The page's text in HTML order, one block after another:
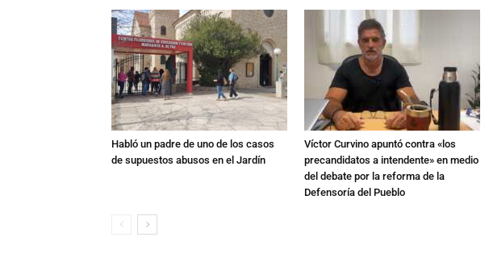
Habló un padre de uno de los casos
de supuestos abusos en el Jardín
Víctor Curvino apuntó contra «los
precandidatos a intendente» en medio
del debate por la reforma de la
Defensoría del Pueblo